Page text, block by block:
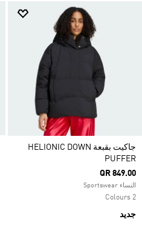
جاكيت بقبعة HELIONIC DOWN
PUFFER
QR 849.00
النساء Sportswear
2 Colours
جديد